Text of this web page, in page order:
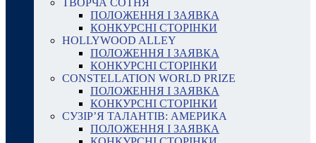
ТВОРЧА СОТНЯ
ПОЛОЖЕННЯ І ЗАЯВКА
КОНКУРСНІ СТОРІНКИ
HOLLYWOOD ALLEY
ПОЛОЖЕННЯ І ЗАЯВКА
КОНКУРСНІ СТОРІНКИ
CONSTELLATION WORLD PRIZE
ПОЛОЖЕННЯ І ЗАЯВКА
КОНКУРСНІ СТОРІНКИ
СУЗІР’Я ТАЛАНТІВ: АМЕРИКА
ПОЛОЖЕННЯ І ЗАЯВКА